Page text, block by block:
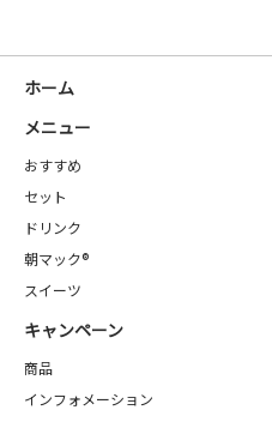
ホーム
メニュー
おすすめ
セット
ドリンク
朝マック®
スイーツ
キャンペーン
商品
インフォメーション